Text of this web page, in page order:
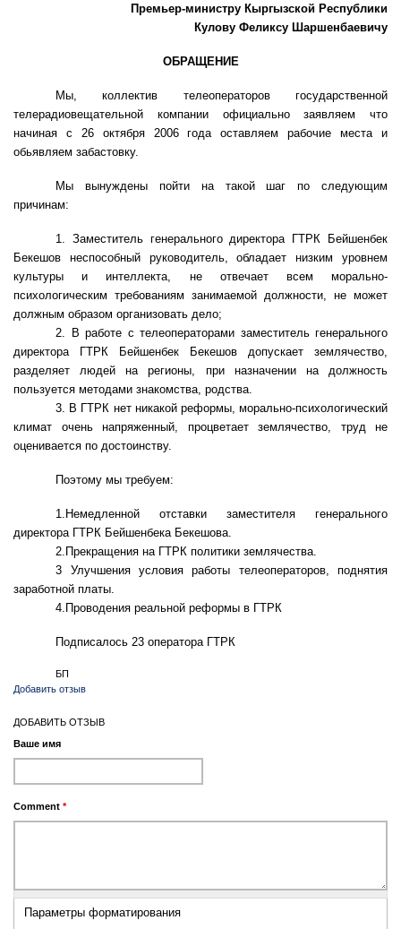
Премьер-министру Кыргызской Республики
Кулову Феликсу Шаршенбаевичу
ОБРАЩЕНИЕ
Мы, коллектив телеоператоров государственной
телерадиовещательной компании официально заявляем что
начиная с 26 октября 2006 года оставляем рабочие места и
обьявляем забастовку.
Мы вынуждены пойти на такой шаг по следующим
причинам:
1. Заместитель генерального директора ГТРК Бейшенбек
Бекешов неспособный руководитель, обладает низким уровнем
культуры и интеллекта, не отвечает всем морально-
психологическим требованиям занимаемой должности, не может
должным образом организовать дело;
2. В работе с телеоператорами заместитель генерального
директора ГТРК Бейшенбек Бекешов допускает землячество,
разделяет людей на регионы, при назначении на должность
пользуется методами знакомства, родства.
3. В ГТРК нет никакой реформы, морально-психологический
климат очень напряженный, процветает землячество, труд не
оценивается по достоинству.
Поэтому мы требуем:
1.Немедленной отставки заместителя генерального
директора ГТРК Бейшенбека Бекешова.
2.Прекращения на ГТРК политики землячества.
3 Улучшения условия работы телеоператоров, поднятия
заработной платы.
4.Проводения реальной реформы в ГТРК
Подписалось 23 оператора ГТРК
БП
Добавить отзыв
ДОБАВИТЬ ОТЗЫВ
Ваше имя
Comment *
Параметры форматирования